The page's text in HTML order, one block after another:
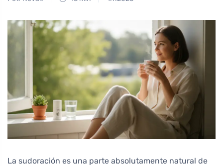
La sudoración es una parte absolutamente natural de